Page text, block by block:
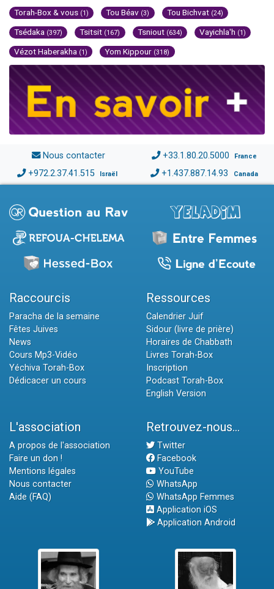
Torah-Box & vous (1) Tou Béav (3) Tou Bichvat (24)
Tsédaka (397) Tsitsit (167) Tsniout (634) Vayichla'h (1)
Vézot Haberakha (1) Yom Kippour (318)
Nous contacter +33.1.80.20.5000 France
+972.2.37.41.515 Israël +1.437.887.14.93 Canada
Raccourcis
Paracha de la semaine
Fêtes Juives
News
Cours Mp3-Vidéo
Yéchiva Torah-Box
Dédicacer un cours
Ressources
Calendrier Juif
Sidour (livre de prière)
Horaires de Chabbath
Livres Torah-Box
Inscription
Podcast Torah-Box
English Version
L'association
A propos de l'association
Faire un don !
Mentions légales
Nous contacter
Aide (FAQ)
Retrouvez-nous...
Twitter
Facebook
YouTube
WhatsApp
WhatsApp Femmes
Application iOS
Application Android